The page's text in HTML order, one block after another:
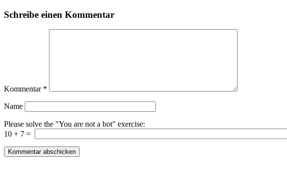
Schreibe einen Kommentar
Kommentar *
Name
Please solve the "You are not a bot" exercise:
10 + 7 =